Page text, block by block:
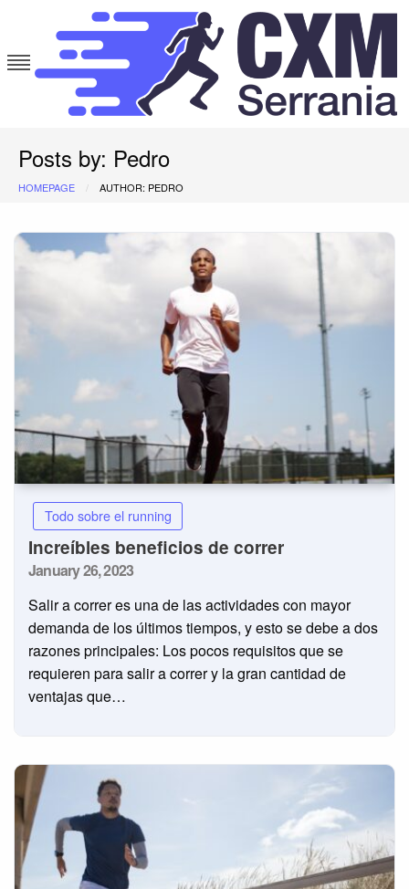
content
Posts by: Pedro
HOMEPAGE AUTHOR: PEDRO
Todo sobre el running
Increíbles beneficios de correr
Posted
January 26, 2023
Salir a correr es una de las actividades con mayor
demanda de los últimos tiempos, y esto se debe a dos
razones principales: Los pocos requisitos que se
requieren para salir a correr y la gran cantidad de
ventajas que…